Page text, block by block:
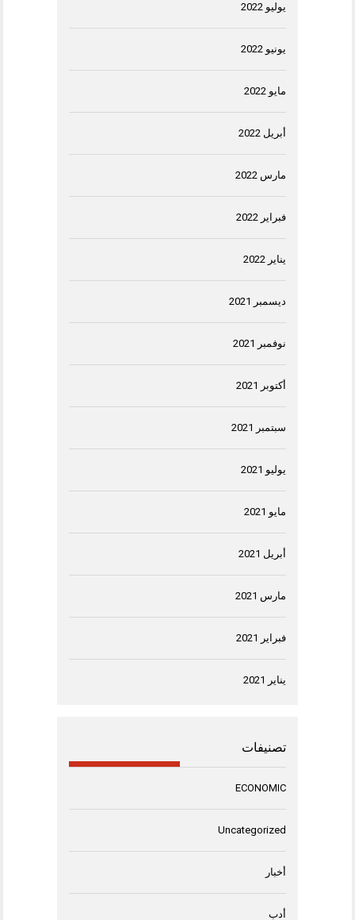
يوليو 2022
يونيو 2022
مايو 2022
أبريل 2022
مارس 2022
فبراير 2022
يناير 2022
ديسمبر 2021
نوفمبر 2021
أكتوبر 2021
سبتمبر 2021
يوليو 2021
مايو 2021
أبريل 2021
مارس 2021
فبراير 2021
يناير 2021
تصنيفات
ECONOMIC
Uncategorized
أخبار
أدب